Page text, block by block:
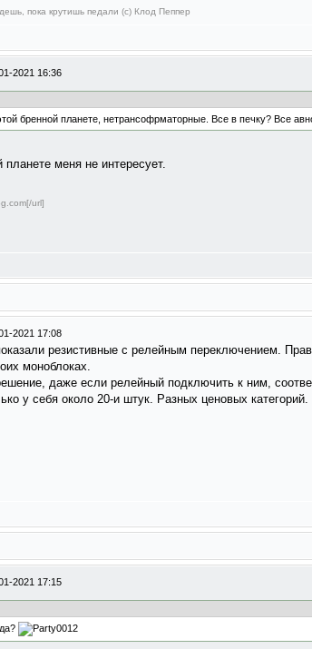
пока крутишь педали (с) Клод Пеппер
2021 16:36
бренной планете, нетрансофрматорные. Все в печку? Все
меня не интересует.
url]
2021 17:08
резистивные с релейным переключением.
моноблоках.
даже если релейный подключить к ним,
у себя около 20-и штук. Разных ценовых категорий.
2021 17:15